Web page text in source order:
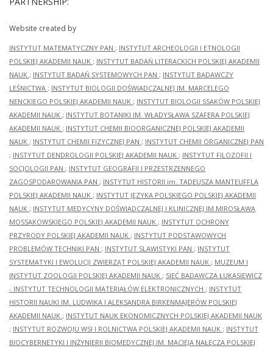
Website created by
INSTYTUT MATEMATYCZNY PAN ; INSTYTUT ARCHEOLOGII I ETNOLOGII
POLSKIEJ AKADEMII NAUK ; INSTYTUT BADAŃ LITERACKICH POLSKIEJ AKADEMII
NAUK ; INSTYTUT BADAŃ SYSTEMOWYCH PAN ; INSTYTUT BADAWCZY
LEŚNICTWA ; INSTYTUT BIOLOGII DOŚWIADCZALNEJ IM. MARCELEGO
NENCKIEGO POLSKIEJ AKADEMII NAUK ; INSTYTUT BIOLOGII SSAKÓW POLSKIEJ
AKADEMII NAUK ; INSTYTUT BOTANIKI IM. WŁADYSŁAWA SZAFERA POLSKIEJ
AKADEMII NAUK ; INSTYTUT CHEMII BIOORGANICZNEJ POLSKIEJ AKADEMII
NAUK ; INSTYTUT CHEMII FIZYCZNEJ PAN ; INSTYTUT CHEMII ORGANICZNEJ PAN
; INSTYTUT DENDROLOGII POLSKIEJ AKADEMII NAUK ; INSTYTUT FILOZOFII I
SOCJOLOGII PAN ; INSTYTUT GEOGRAFII I PRZESTRZENNEGO
ZAGOSPODAROWANIA PAN ; INSTYTUT HISTORII im. TADEUSZA MANTEUFFLA
POLSKIEJ AKADEMII NAUK ; INSTYTUT JĘZYKA POLSKIEGO POLSKIEJ AKADEMII
NAUK ; INSTYTUT MEDYCYNY DOŚWIADCZALNEJ I KLINICZNEJ IM.MIROSŁAWA
MOSSAKOWSKIEGO POLSKIEJ AKADEMII NAUK ; INSTYTUT OCHRONY
PRZYRODY POLSKIEJ AKADEMII NAUK ; INSTYTUT PODSTAWOWYCH
PROBLEMÓW TECHNIKI PAN ; INSTYTUT SLAWISTYKI PAN ; INSTYTUT
SYSTEMATYKI I EWOLUCJI ZWIERZĄT POLSKIEJ AKADEMII NAUK ; MUZEUM I
INSTYTUT ZOOLOGII POLSKIEJ AKADEMII NAUK ; SIEĆ BADAWCZA ŁUKASIEWICZ
- INSTYTUT TECHNOLOGII MATERIAŁÓW ELEKTRONICZNYCH ; INSTYTUT
HISTORII NAUKI IM. LUDWIKA I ALEKSANDRA BIRKENMAJERÓW POLSKIEJ
AKADEMII NAUK ; INSTYTUT NAUK EKONOMICZNYCH POLSKIEJ AKADEMII NAUK
; INSTYTUT ROZWOJU WSI I ROLNICTWA POLSKIEJ AKADEMII NAUK ; INSTYTUT
BIOCYBERNETYKI I INŻYNIERII BIOMEDYCZNEJ IM. MACIEJA NAŁĘCZA POLSKIEJ